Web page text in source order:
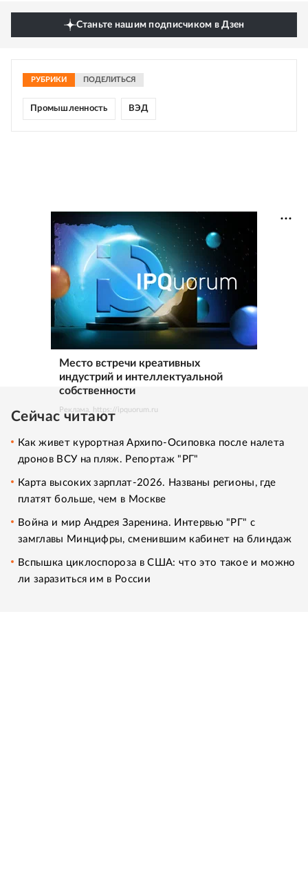
Станьте нашим подписчиком в Дзен
РУБРИКИ ПОДЕЛИТЬСЯ
Промышленность ВЭД
Место встречи креативных
индустрий и интеллектуальной
собственности
Реклама. https://ipquorum.ru
Сейчас читают
Как живет курортная Архипо-Осиповка после налета
дронов ВСУ на пляж. Репортаж "РГ"
Карта высоких зарплат-2026. Названы регионы, где
платят больше, чем в Москве
Война и мир Андрея Заренина. Интервью "РГ" с
замглавы Минцифры, сменившим кабинет на блиндаж
Вспышка циклоспороза в США: что это такое и можно
ли заразиться им в России